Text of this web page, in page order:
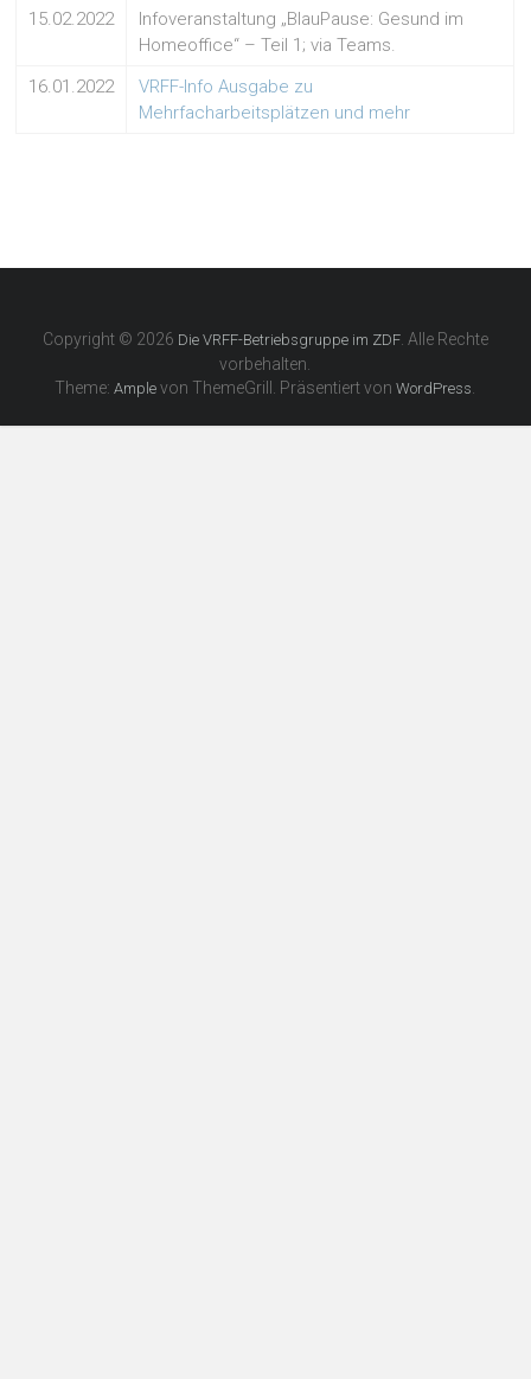
15.02.2022
Infoveranstaltung „BlauPause: Gesund im
Homeoffice“ – Teil 1; via Teams.
16.01.2022
VRFF-Info Ausgabe zu
Mehrfacharbeitsplätzen und mehr
Copyright © 2026 Die VRFF-Betriebsgruppe im ZDF. Alle Rechte
vorbehalten.
Theme:Ample von ThemeGrill. Präsentiert vonWordPress